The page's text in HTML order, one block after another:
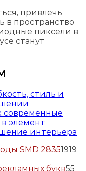
привлечь
в пространство
пиксели в
станут
стиль и
современные
элемент
интерьера
SMD 28351919
букв55